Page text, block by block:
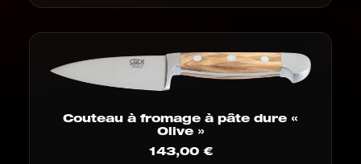
Couteau à fromage à pâte dure «
Olive »
143,00 €